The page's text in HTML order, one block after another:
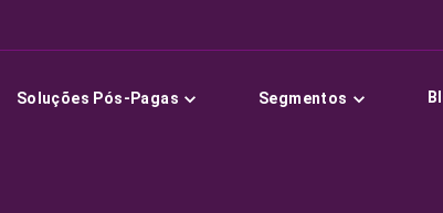
Soluções Pós-Pagas Segmentos